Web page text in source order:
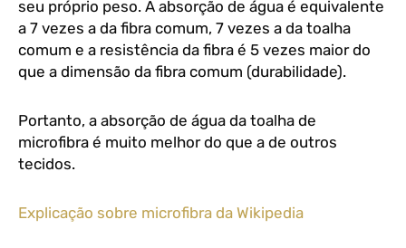
seu próprio peso. A absorção de água é equivalente
a 7 vezes a da fibra comum, 7 vezes a da toalha
comum e a resistência da fibra é 5 vezes maior do
que a dimensão da fibra comum (durabilidade).
Portanto, a absorção de água da toalha de
microfibra é muito melhor do que a de outros
tecidos.
Explicação sobre microfibra da Wikipedia